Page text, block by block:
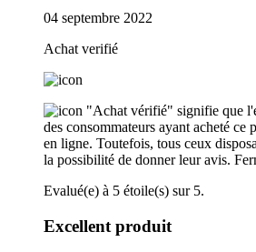
04 septembre 2022
Achat verifié
"Achat vérifié" signifie que
des consommateurs ayant acheté ce
en ligne. Toutefois, tous ceux
la possibilité de donner leur avis.
Evalué(e) à 5 étoile(s) sur 5.
Excellent produit